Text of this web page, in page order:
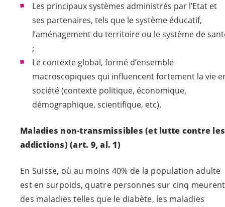
Les principaux systèmes administrés par l’Etat et
ses partenaires, tels que le système éducatif,
l’aménagement du territoire ou le système de
;
Le contexte global, formé d’ensemble
macroscopiques qui influencent fortement la vie
société (contexte politique, économique,
démographique, scientifique, etc).
Maladies non-transmissibles (et lutte contre les
addictions)(art. 9, al. 1)
En Suisse, où au moins 40% de la population adulte
est en surpoids, quatre personnes sur cinq meurent
des maladies telles que le diabète, les maladies